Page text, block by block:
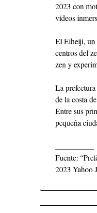
2023 con
vídeos
El Eiheiji, un
centros del
zen y
La
de la costa
Entre sus
pequeña
Fuente:
2023 Yahoo